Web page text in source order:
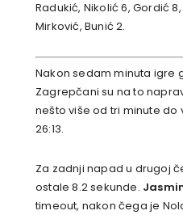
Radukić, Nikolić 6, Gordić
Mirković, Bunić 2.
Nakon sedam minuta igre
Zagrepčani su na to
nešto više od tri minute
26:13.
Za zadnji napad u drugoj
ostale 8.2 sekunde.
timeout, nakon čega je